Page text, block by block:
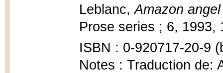
Leblanc,Amazon
Prose series ; 6, 1993,
ISBN : 0-920717-20-9
Notes : Traduction de: